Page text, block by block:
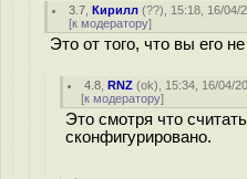
3.7 ,Кирилл (??), 15:18, 16/04/
[к модератору]
Это от того, что вы его
4.8 ,RNZ (ok), 15:34, 16/04/
[к модератору]
Это смотря что
сконфигурировано.